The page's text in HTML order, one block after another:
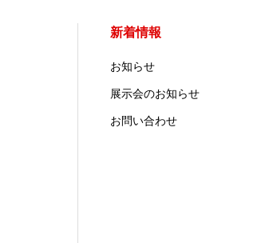
新着情報
お知らせ
展示会のお知らせ
お問い合わせ